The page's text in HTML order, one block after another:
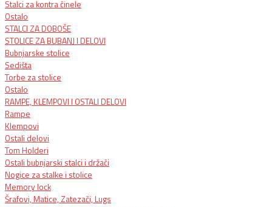
Stalci za kontra činele
Ostalo
STALCI ZA DOBOŠE
STOLICE ZA BUBANJ I DELOVI
Bubnjarske stolice
Sedišta
Torbe za stolice
Ostalo
RAMPE, KLEMPOVI I OSTALI DELOVI
Rampe
Klempovi
Ostali delovi
Tom Holderi
Ostali bubnjarski stalci i držači
Nogice za stalke i stolice
Memory lock
Šrafovi, Matice, Zatezači, Lugs